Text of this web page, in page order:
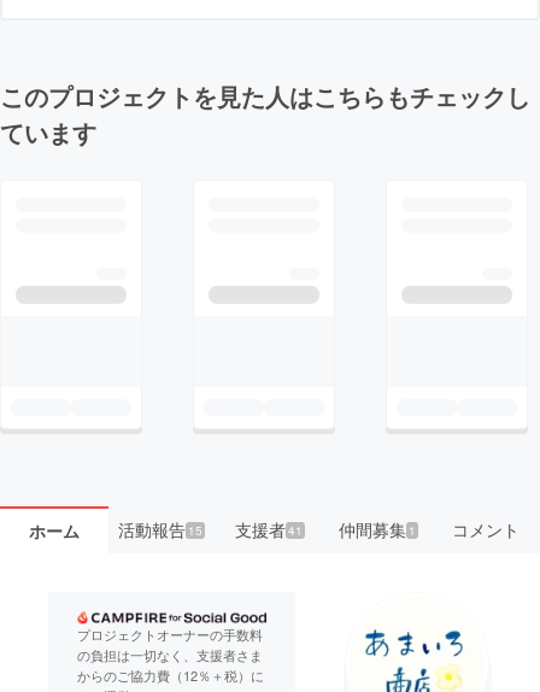
このプロジェクトを見た人はこちらもチェックし
ています
ホーム 活動報告15 支援者41 仲間募集 1 コメント
プロジェクトオーナーの手数料
の負担は一切なく、支援者さま
からのご協力費（12％＋税）に